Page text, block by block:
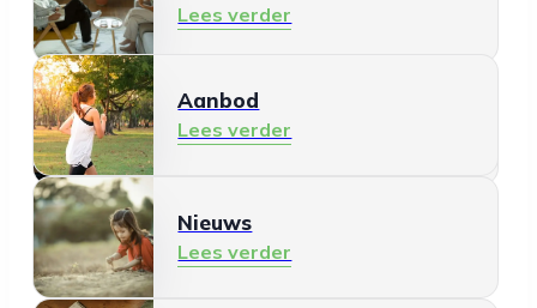
Lees verder
Schermgebruik
Lees verder
Aanbod
Lees verder
Nieuws
Lees verder